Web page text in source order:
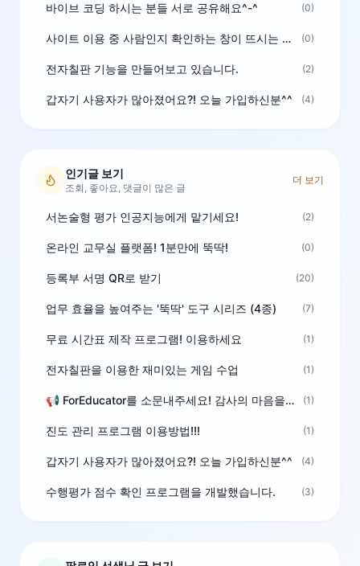
바이브 코딩 하시는 분들 서로 공유해요^-^ (0)
사이트 이용 중 사람인지 확인하는 창이 뜨시는 분은 알려주세요 (0)
전자칠판 기능을 만들어보고 있습니다. (2)
갑자기 사용자가 많아졌어요?! 오늘 가입하신분^^ (4)
인기글 보기
조회, 좋아요, 댓글이 많은 글
더 보기
서논술형 평가 인공지능에게 맡기세요! (2)
온라인 교무실 플랫폼! 1분만에 뚝딱! (0)
등록부 서명 QR로 받기 (20)
업무 효율을 높여주는 '뚝딱' 도구 시리즈 (4종) (7)
무료 시간표 제작 프로그램! 이용하세요 (1)
전자칠판을 이용한 재미있는 게임 수업 (1)
📢 ForEducator를 소문내주세요! 감사의 마음을 담은 포인트 선물 (1)
진도 관리 프로그램 이용방법!!! (1)
갑자기 사용자가 많아졌어요?! 오늘 가입하신분^^ (4)
수행평가 점수 확인 프로그램을 개발했습니다. (3)